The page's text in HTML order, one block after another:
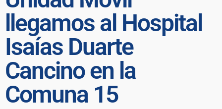
llegamos al Hospital
Isaías Duarte
Cancino en la
Comuna 15